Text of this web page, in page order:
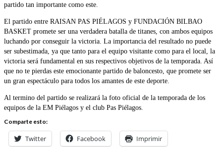
partido tan importante como este.
El partido entre RAISAN PAS PIÉLAGOS y FUNDACIÓN BILBAO
BASKET promete ser una verdadera batalla de titanes, con ambos equipos
luchando por conseguir la victoria. La importancia del resultado no puede
ser subestimada, ya que tanto para el equipo visitante como para el local, la
victoria será fundamental en sus respectivos objetivos de la temporada. Así
que no te pierdas este emocionante partido de baloncesto, que promete ser
un gran espectáculo para todos los amantes de este deporte.
Al termino del partido se realizará la foto oficial de la temporada de los
equipos de la EM Piélagos y el club Pas Piélagos.
Comparte esto:
Twitter Facebook Imprimir